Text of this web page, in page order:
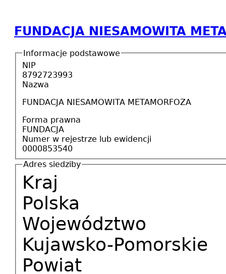
FUNDACJA NIESAMOWITA
Informacje podstawowe
NIP
8792723993
Nazwa
FUNDACJA NIESAMOWITA METAMORFOZA
Forma prawna
FUNDACJA
Numer w rejestrze lub ewidencji
0000853540
Adres siedziby
Kraj
Polska
Województwo
Kujawsko-Pomorskie
Powiat